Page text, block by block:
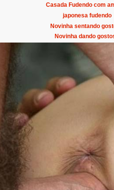
Casada Fudendo com
japonesa fudendo
Novinha sentando
Novinha dando